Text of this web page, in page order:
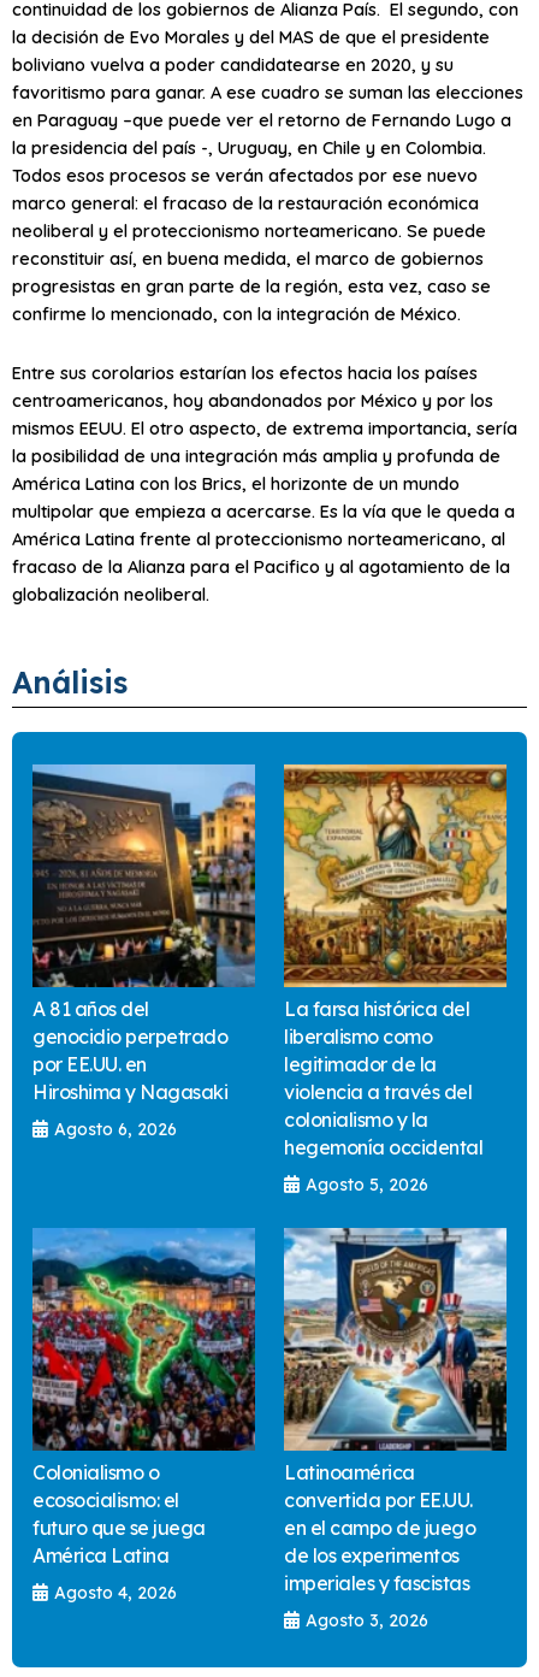
continuidad de los gobiernos de Alianza País. El segundo, con
la decisión de Evo Morales y del MAS de que el presidente
boliviano vuelva a poder candidatearse en 2020, y su
favoritismo para ganar. A ese cuadro se suman las elecciones
en Paraguay –que puede ver el retorno de Fernando Lugo a
la presidencia del país -, Uruguay, en Chile y en Colombia.
Todos esos procesos se verán afectados por ese nuevo
marco general: el fracaso de la restauración económica
neoliberal y el proteccionismo norteamericano. Se puede
reconstituir así, en buena medida, el marco de gobiernos
progresistas en gran parte de la región, esta vez, caso se
confirme lo mencionado, con la integración de México.
Entre sus corolarios estarían los efectos hacia los países
centroamericanos, hoy abandonados por México y por los
mismos EEUU. El otro aspecto, de extrema importancia, sería
la posibilidad de una integración más amplia y profunda de
América Latina con los Brics, el horizonte de un mundo
multipolar que empieza a acercarse. Es la vía que le queda a
América Latina frente al proteccionismo norteamericano, al
fracaso de la Alianza para el Pacifico y al agotamiento de la
globalización neoliberal.
Análisis
A 81 años del
genocidio perpetrado
por EE.UU. en
Hiroshima y Nagasaki
Agosto 6, 2026
La farsa histórica del
liberalismo como
legitimador de la
violencia a través del
colonialismo y la
hegemonía occidental
Agosto 5, 2026
Colonialismo o
ecosocialismo: el
futuro que se juega
América Latina
Agosto 4, 2026
Latinoamérica
convertida por EE.UU.
en el campo de juego
de los experimentos
imperiales y fascistas
Agosto 3, 2026